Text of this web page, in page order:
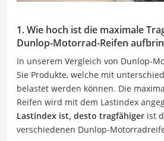
1. Wie hoch ist die maximale
Dunlop-Motorrad-Reifen
In unserem Vergleich von Dunlop-
Sie Produkte, welche mit
belastet werden können. Die
Reifen wird mit dem Lastindex
Lastindex ist, desto tragfähiger ist
verschiedenen Dunlop-